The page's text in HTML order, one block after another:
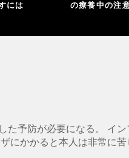
には
の療養中の注
予防が必要になる。 イ
にかかると本人は非常に苦